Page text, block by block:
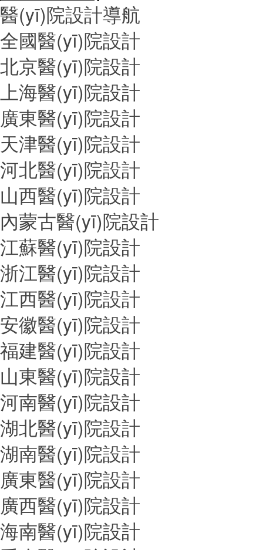
醫(yī)院設計導航
全國醫(yī)院設計
北京醫(yī)院設計
上海醫(yī)院設計
廣東醫(yī)院設計
天津醫(yī)院設計
河北醫(yī)院設計
山西醫(yī)院設計
內蒙古醫(yī)院設計
江蘇醫(yī)院設計
浙江醫(yī)院設計
江西醫(yī)院設計
安徽醫(yī)院設計
福建醫(yī)院設計
山東醫(yī)院設計
河南醫(yī)院設計
湖北醫(yī)院設計
湖南醫(yī)院設計
廣東醫(yī)院設計
廣西醫(yī)院設計
海南醫(yī)院設計